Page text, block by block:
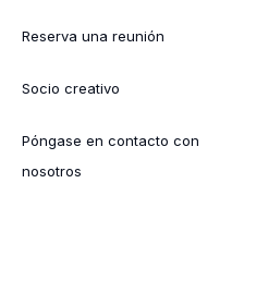
Reserva una reunión
Socio creativo
Póngase en contacto con
nosotros